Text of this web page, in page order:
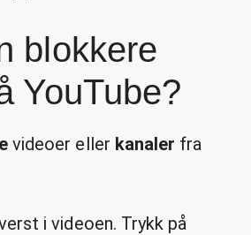
blokkere
YouTube?
videoer eller kanaler fra
i videoen. Trykk på